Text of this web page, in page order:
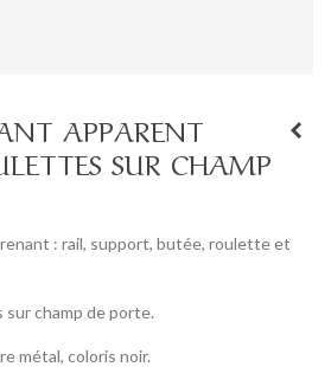
APPARENT
SUR CHAMP
: rail, support, butée, roulette et
champ de porte.
métal, coloris noir.